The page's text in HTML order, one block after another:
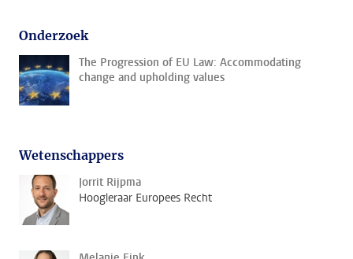
Onderzoek
The Progression of EU Law: Accommodating
change and upholding values
Wetenschappers
Jorrit Rijpma
Hoogleraar Europees Recht